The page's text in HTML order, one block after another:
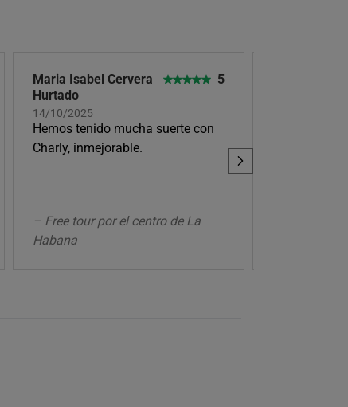
Maria Isabel Cervera
Hurtado
14/10/2025
5
Hemos tenido mucha suerte con
Charly, inmejorable.
– Free tour por el centro de La
Habana